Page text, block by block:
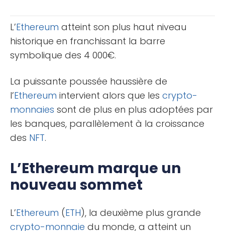
L’Ethereum atteint son plus haut niveau
historique en franchissant la barre
symbolique des 4 000€.
La puissante poussée haussière de
l’Ethereum intervient alors que les crypto-
monnaies sont de plus en plus adoptées par
les banques, parallèlement à la croissance
des NFT.
L’Ethereum marque un
nouveau sommet
L’Ethereum (ETH), la deuxième plus grande
crypto-monnaie du monde, a atteint un